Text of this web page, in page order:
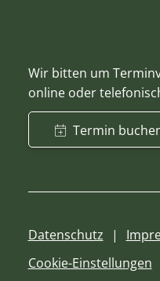
Wir bitten um
online oder
Termin
Datenschutz
Cookie-Einstellungen